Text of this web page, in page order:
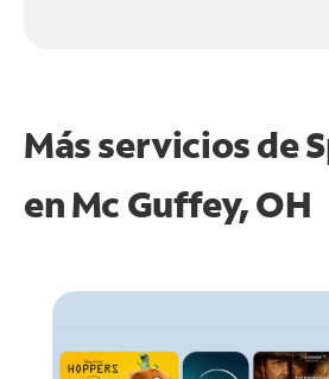
Más servicios de
enMc Guffey, OH